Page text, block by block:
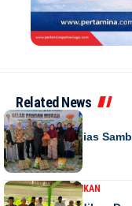
Related News
DAERAH
Warga Antusias
Barona Jaya
DAERAHPENDIDIKAN